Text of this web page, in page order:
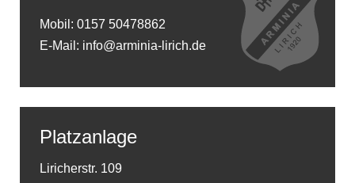
Mobil: 0157 50478862
E-Mail: info@arminia-lirich.de
Platzanlage
Liricherstr. 109